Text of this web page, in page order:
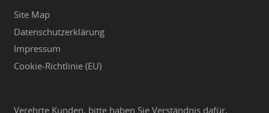
Site Map
Datenschutzerklärung
Impressum
Cookie-Richtlinie (EU)
Verehrte Kunden, bitte haben Sie Verständnis dafür,